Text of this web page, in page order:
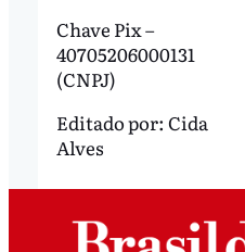
Chave Pix –
40705206000131
(CNPJ)
Editado por: Cida
Alves